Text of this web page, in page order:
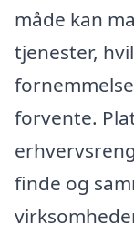
måde kan
tjenester,
forvente.
finde og